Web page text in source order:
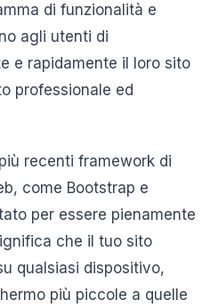
di funzionalità e
agli utenti di
e rapidamente il loro sito
professionale ed
recenti framework di
come Bootstrap e
per essere pienamente
che il tuo sito
qualsiasi dispositivo,
più piccole a quelle